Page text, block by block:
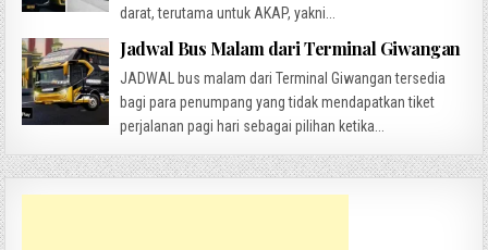
darat, terutama untuk AKAP, yakni...
Jadwal Bus Malam dari Terminal Giwangan
JADWAL bus malam dari Terminal Giwangan tersedia
bagi para penumpang yang tidak mendapatkan tiket
perjalanan pagi hari sebagai pilihan ketika...